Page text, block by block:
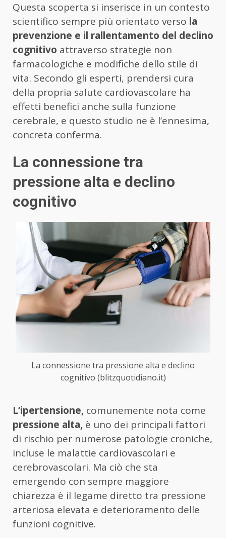
Questa scoperta si inserisce in un contesto
scientifico sempre più orientato verso la
prevenzione e il rallentamento del declino
cognitivo attraverso strategie non
farmacologiche e modifiche dello stile di
vita. Secondo gli esperti, prendersi cura
della propria salute cardiovascolare ha
effetti benefici anche sulla funzione
cerebrale, e questo studio ne è l’ennesima,
concreta conferma.
La connessione tra
pressione alta e declino
cognitivo
La connessione tra pressione alta e declino
cognitivo (blitzquotidiano.it)
L’ipertensione, comunemente nota come
pressione alta, è uno dei principali fattori
di rischio per numerose patologie croniche,
incluse le malattie cardiovascolari e
cerebrovascolari. Ma ciò che sta
emergendo con sempre maggiore
chiarezza è il legame diretto tra pressione
arteriosa elevata e deterioramento delle
funzioni cognitive.